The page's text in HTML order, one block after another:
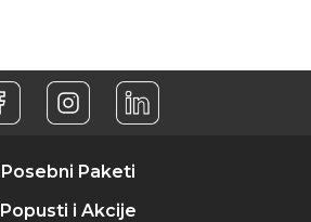
Posebni Paketi
Popusti i Akcije